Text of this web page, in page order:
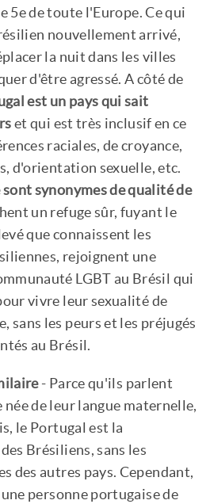
5e de toute l'Europe. Ce qui
nouvellement arrivé,
la nuit dans les villes
d'être agressé. A côté de
est un pays qui sait
et qui est très inclusif en ce
raciales, de croyance,
d'orientation sexuelle, etc.
synonymes de qualité de
un refuge sûr, fuyant le
que connaissent les
rejoignent une
LGBT au Brésil qui
vivre leur sexualité de
sans les peurs et les préjugés
au Brésil.
- Parce qu'ils parlent
née de leur langue maternelle,
le Portugal est la
Brésiliens, sans les
des autres pays. Cependant,
personne portugaise de